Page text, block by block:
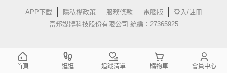
APP下載 隱私權政策 服務條款 電腦版
登入/註冊
富邦媒體科技股份有限公司 統編：27365925
首頁 逛逛 追蹤清單 購物車 會員中心